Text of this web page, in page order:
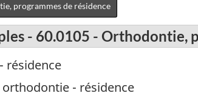
programmes de résidence
- 60.0105 - Orthodontie,
résidence
- résidence